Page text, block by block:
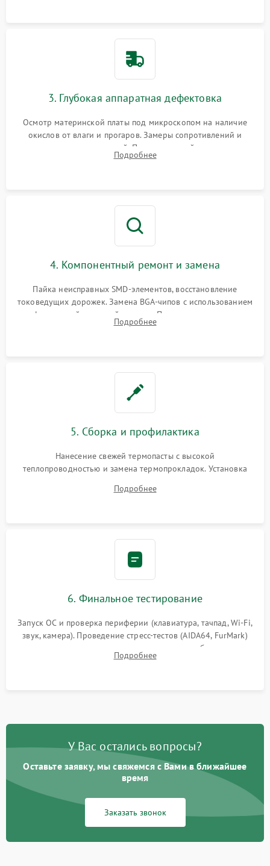
3. Глубокая аппаратная дефектовка
Осмотр материнской платы под микроскопом на наличие
окислов от влаги и прогаров. Замеры сопротивлений и
дежурных напряжений. Проверка цепей питания,
мультиконтроллера, процессора и видеочипа.
Подробнее
4. Компонентный ремонт и замена
Пайка неисправных SMD-элементов, восстановление
токоведущих дорожек. Замена BGA-чипов с использованием
инфракрасной паяльной станции. Прошивка микросхемы
BIOS или замена поврежденных портов USB
Подробнее
5. Сборка и профилактика
Нанесение свежей термопасты с высокой
теплопроводностью и замена термопрокладок. Установка
шлейфов, модулей памяти и накопителей. Предварительная
Подробнее
6. Финальное тестирование
Запуск ОС и проверка периферии (клавиатура, тачпад, Wi-Fi,
звук, камера). Проведение стресс-тестов (AIDA64, FurMark)
для контроля температурного режима и стабильности
системы под пиковой нагрузкой.
Подробнее
У Вас остались вопросы?
Оставьте заявку, мы свяжемся с Вами в ближайшее
время
Заказать звонок